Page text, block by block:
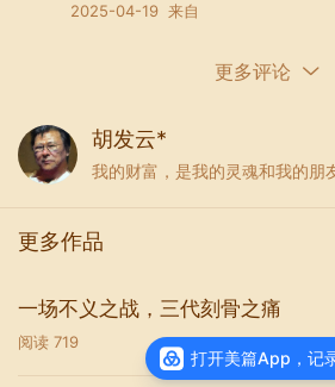
2025-04-19 来自
更多评论
胡发云*
我的财富，是我的灵魂和我的朋
更多作品
一场不义之战，三代刻骨之痛
阅读 719
打开美篇App，记